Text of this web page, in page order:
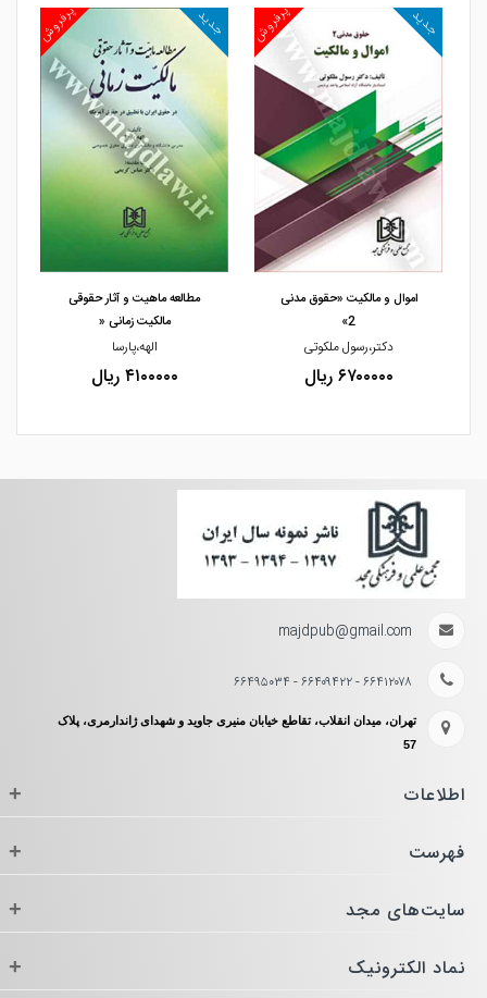
مشاهده و خرید
پرفروش جدید
مشاهده و خرید
اموال و مالکیت «حقوق مدنی
2»
دکتر،رسول ملکوتی
۶۷۰۰۰۰۰ ریال
پرفروش جدید
مطالعه ماهیت و آثار حقوقی
مالکیت زمانی «
الهه،پارسا
۴۱۰۰۰۰۰ ریال
majdpub@gmail.com
۶۶۴۱۲۰۷۸ - ۶۶۴۰۹۴۲۲ - ۶۶۴۹۵۰۳۴
تهران، میدان انقلاب، تقاطع خیابان منیری جاوید و شهدای ژاندارمری، پلاک
57
اطلاعات +
فهرست +
سایت‌های مجد +
نماد الکترونیک +